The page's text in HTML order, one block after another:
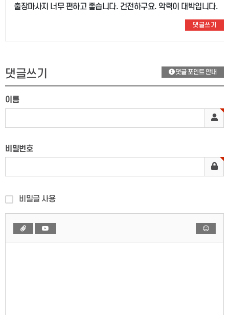
출장마사지 너무 편하고 좋습니다. 건전하구요. 악력이 대박입니다.
댓글쓰기
댓글쓰기 댓글 포인트 안내
이름
비밀번호
비밀글 사용